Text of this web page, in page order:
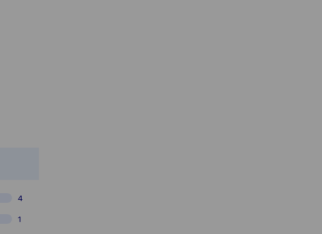
d'une entreprise de
des autres sources d'information.
Sirelo sont soumis à nos politiques d'avis
4
1